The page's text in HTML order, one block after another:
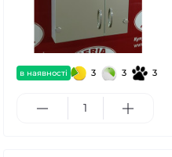
в наявності 3 3 3